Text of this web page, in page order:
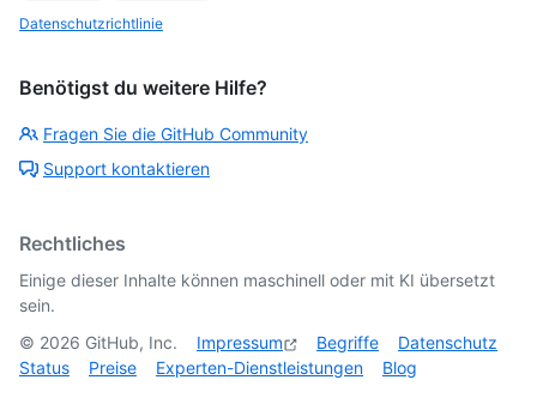
Datenschutzrichtlinie
Benötigst du weitere Hilfe?
Fragen Sie die GitHub Community
Support kontaktieren
Rechtliches
Einige dieser Inhalte können maschinell oder mit KI übersetzt
sein.
© 2026 GitHub, Inc. Impressum Begriffe
Datenschutz
Status
Preise Experten-Dienstleistungen Blog